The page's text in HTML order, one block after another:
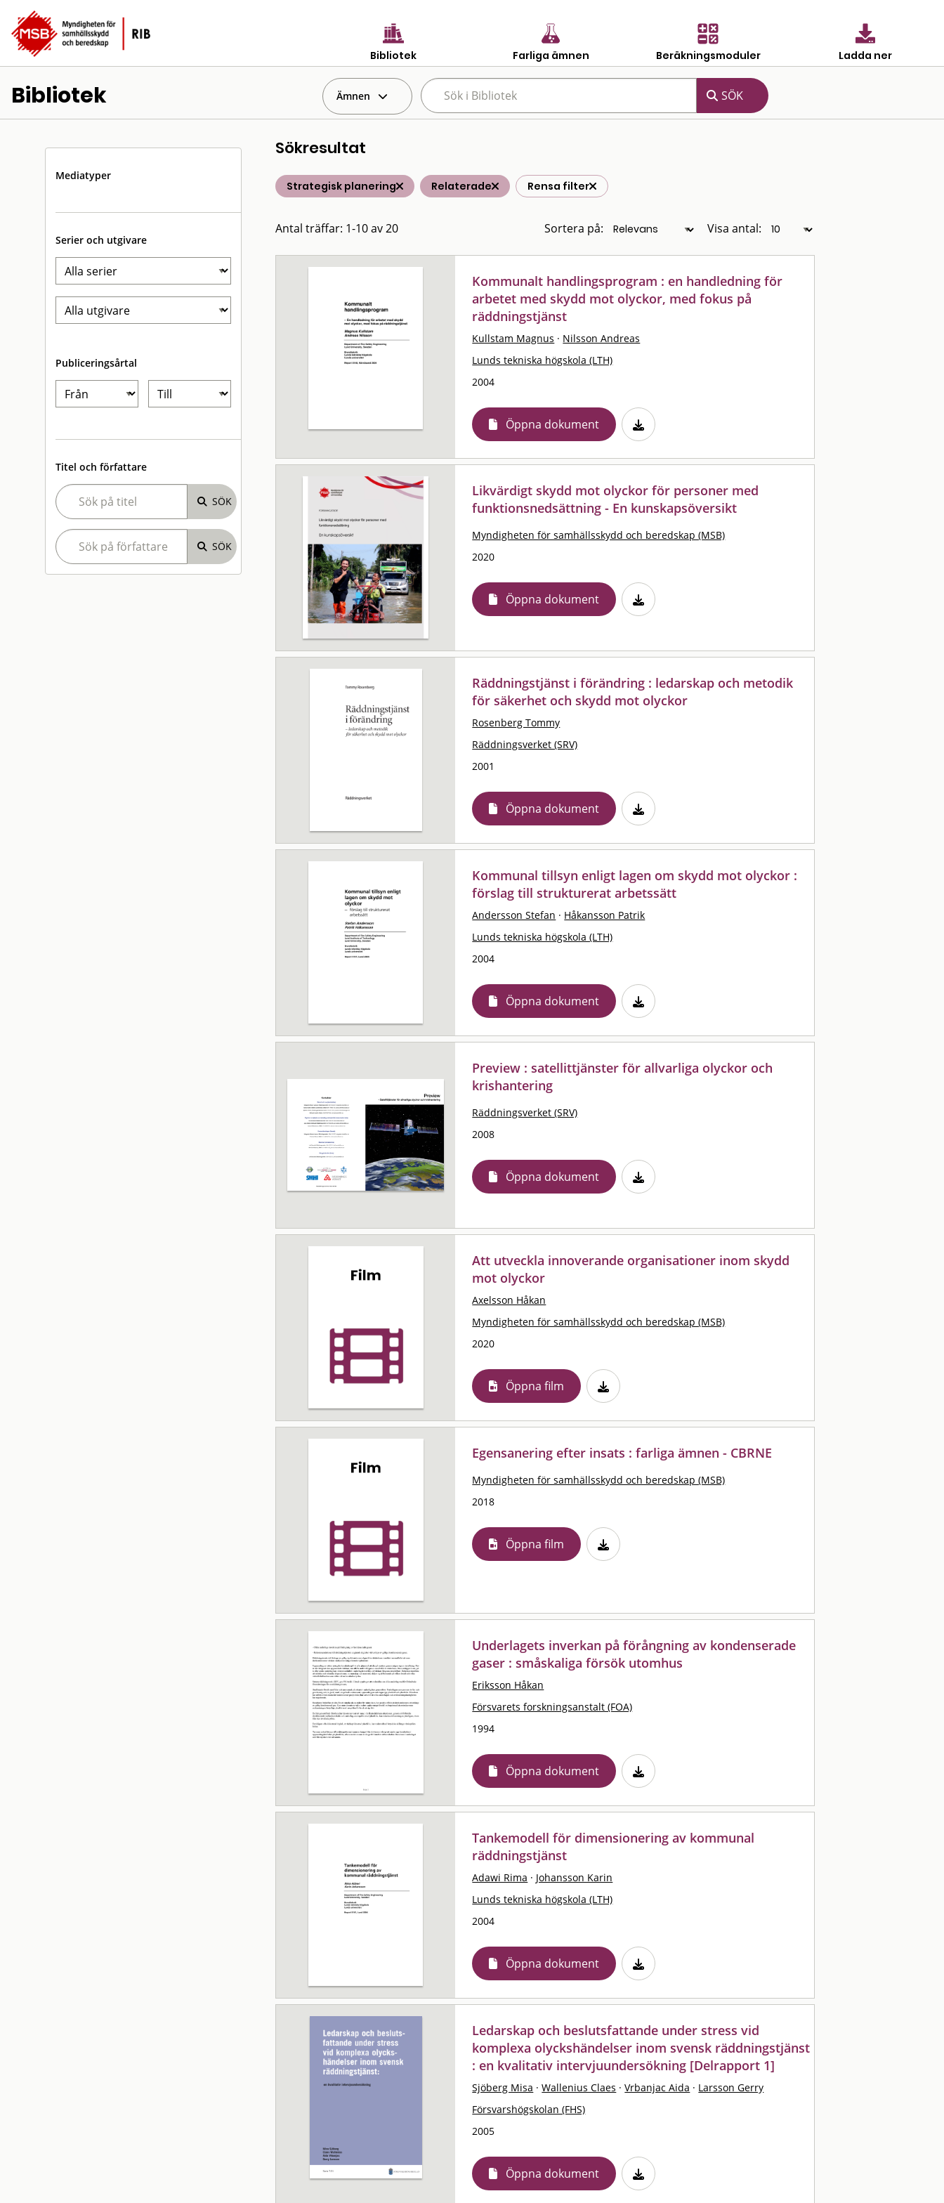
Bibliotek Farliga ämnen Beräkningsmoduler Ladda ner
Bibliotek Ämnen
Mediatyper
Serier och utgivare
Publiceringsårtal
Titel och författare
Sökresultat
Strategisk planering Relaterade Rensa filter
Antal träffar: 1-10 av 20 Sortera på: Visa antal:
Kommunalt handlingsprogram : en handledning för
arbetet med skydd mot olyckor, med fokus på
räddningstjänst
Kullstam Magnus · Nilsson Andreas
Lunds tekniska högskola (LTH)
2004
Öppna dokument
Likvärdigt skydd mot olyckor för personer med
funktionsnedsättning - En kunskapsöversikt
Myndigheten för samhällsskydd och beredskap (MSB)
2020
Öppna dokument
Räddningstjänst i förändring : ledarskap och metodik
för säkerhet och skydd mot olyckor
Rosenberg Tommy
Räddningsverket (SRV)
2001
Öppna dokument
Kommunal tillsyn enligt lagen om skydd mot olyckor :
förslag till strukturerat arbetssätt
Andersson Stefan · Håkansson Patrik
Lunds tekniska högskola (LTH)
2004
Öppna dokument
Preview : satellittjänster för allvarliga olyckor och
krishantering
Räddningsverket (SRV)
2008
Öppna dokument
Att utveckla innoverande organisationer inom skydd
mot olyckor
Axelsson Håkan
Myndigheten för samhällsskydd och beredskap (MSB)
2020
Öppna film
Egensanering efter insats : farliga ämnen - CBRNE
Myndigheten för samhällsskydd och beredskap (MSB)
2018
Öppna film
Underlagets inverkan på förångning av kondenserade
gaser : småskaliga försök utomhus
Eriksson Håkan
Försvarets forskningsanstalt (FOA)
1994
Öppna dokument
Tankemodell för dimensionering av kommunal
räddningstjänst
Adawi Rima · Johansson Karin
Lunds tekniska högskola (LTH)
2004
Öppna dokument
Ledarskap och beslutsfattande under stress vid
komplexa olyckshändelser inom svensk räddningstjänst
: en kvalitativ intervjuundersökning [Delrapport 1]
Sjöberg Misa · Wallenius Claes · Vrbanjac Aida · Larsson Gerry
Försvarshögskolan (FHS)
2005
Öppna dokument